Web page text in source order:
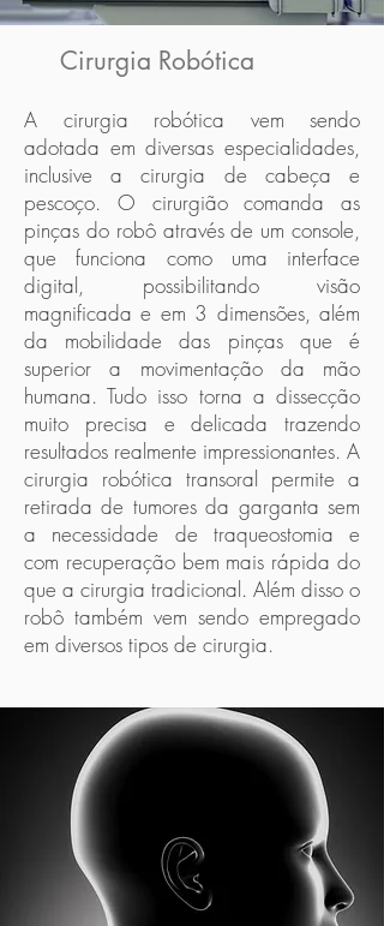
Cirurgia Robótica
A cirurgia robótica vem sendo
adotada em diversas especialidades,
inclusive a cirurgia de cabeça e
pescoço. O cirurgião comanda as
pinças do robô através de um console,
que funciona como uma interface
digital, possibilitando visão
magnificada e em 3 dimensões, além
da mobilidade das pinças que é
superior a movimentação da mão
humana. Tudo isso torna a dissecção
muito precisa e delicada trazendo
resultados realmente impressionantes. A
cirurgia robótica transoral permite a
retirada de tumores da garganta sem
a necessidade de traqueostomia e
com recuperação bem mais rápida do
que a cirurgia tradicional. Além disso o
robô também vem sendo empregado
em diversos tipos de cirurgia.